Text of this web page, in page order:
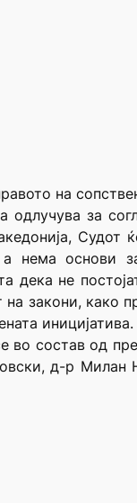
на
одлучува за
Судот
нема основи
дека не
на закони, како
иницијатива.
во состав од
д-р Милан